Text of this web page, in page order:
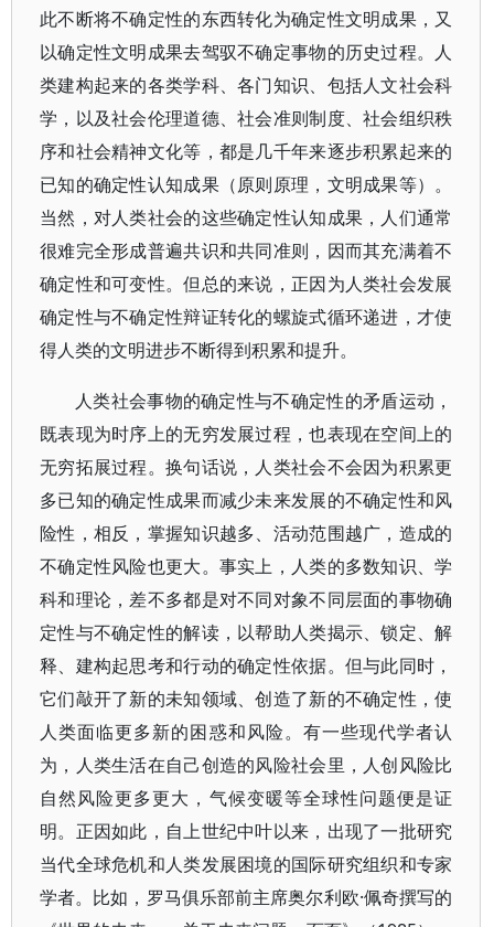
此不断将不确定性的东西转化为确定性文明成果，又
以确定性文明成果去驾驭不确定事物的历史过程。人
类建构起来的各类学科、各门知识、包括人文社会科
学，以及社会伦理道德、社会准则制度、社会组织秩
序和社会精神文化等，都是几千年来逐步积累起来的
已知的确定性认知成果（原则原理，文明成果等）。
当然，对人类社会的这些确定性认知成果，人们通常
很难完全形成普遍共识和共同准则，因而其充满着不
确定性和可变性。但总的来说，正因为人类社会发展
确定性与不确定性辩证转化的螺旋式循环递进，才使
得人类的文明进步不断得到积累和提升。
人类社会事物的确定性与不确定性的矛盾运动，
既表现为时序上的无穷发展过程，也表现在空间上的
无穷拓展过程。换句话说，人类社会不会因为积累更
多已知的确定性成果而减少未来发展的不确定性和风
险性，相反，掌握知识越多、活动范围越广，造成的
不确定性风险也更大。事实上，人类的多数知识、学
科和理论，差不多都是对不同对象不同层面的事物确
定性与不确定性的解读，以帮助人类揭示、锁定、解
释、建构起思考和行动的确定性依据。但与此同时，
它们敲开了新的未知领域、创造了新的不确定性，使
人类面临更多新的困惑和风险。有一些现代学者认
为，人类生活在自己创造的风险社会里，人创风险比
自然风险更多更大，气候变暖等全球性问题便是证
明。正因如此，自上世纪中叶以来，出现了一批研究
当代全球危机和人类发展困境的国际研究组织和专家
学者。比如，罗马俱乐部前主席奥尔利欧·佩奇撰写的